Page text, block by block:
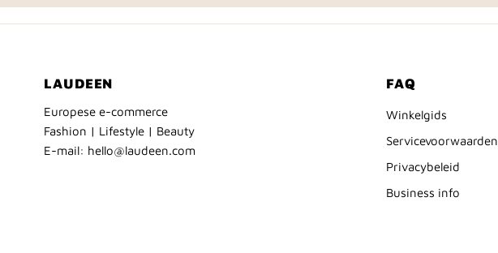
LAUDEEN
Europese e-commerce
Fashion | Lifestyle | Beauty
E-mail: hello@laudeen.com
FAQ
Winkelgids
Servicevoorwaarden
Privacybeleid
Business info